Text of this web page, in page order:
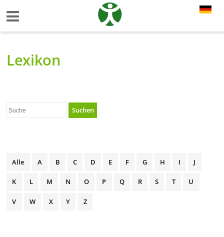
Lexikon
Suchen
Alle A B C D E F G H I J
K L M N O P Q R S T U
V W X Y Z